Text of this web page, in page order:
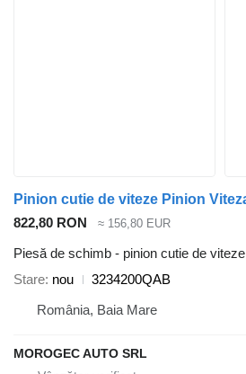
822,80 RON ≈ 156,80 EUR
Piesă de schimb - pinion cutie de viteze
Stare nou
3234200QAB
România, Baia Mare
MOROGEC AUTO SRL